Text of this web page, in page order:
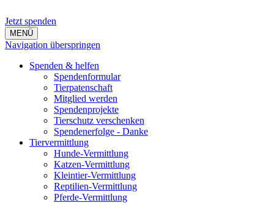
Jetzt spenden
MENÜ
Navigation überspringen
Spenden & helfen
Spendenformular
Tierpatenschaft
Mitglied werden
Spendenprojekte
Tierschutz verschenken
Spendenerfolge - Danke
Tiervermittlung
Hunde-Vermittlung
Katzen-Vermittlung
Kleintier-Vermittlung
Reptilien-Vermittlung
Pferde-Vermittlung